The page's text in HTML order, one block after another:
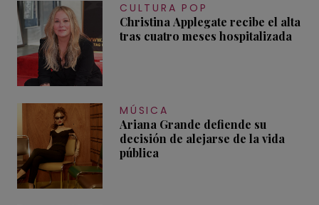
CULTURA POP
Christina Applegate recibe el alta
tras cuatro meses hospitalizada
MÚSICA
Ariana Grande defiende su
decisión de alejarse de la vida
pública